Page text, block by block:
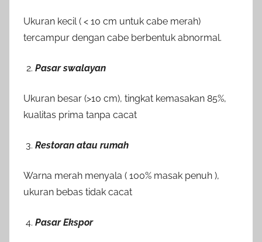
Ukuran kecil ( < 10 cm untuk cabe merah)
tercampur dengan cabe berbentuk abnormal.
Pasar swalayan
Ukuran besar (>10 cm), tingkat kemasakan 85%,
kualitas prima tanpa cacat
Restoran atau rumah
Warna merah menyala ( 100% masak penuh ),
ukuran bebas tidak cacat
Pasar Ekspor